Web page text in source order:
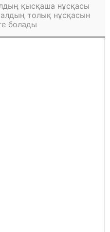
қысқаша нұсқасы
толық нұсқасын
болады